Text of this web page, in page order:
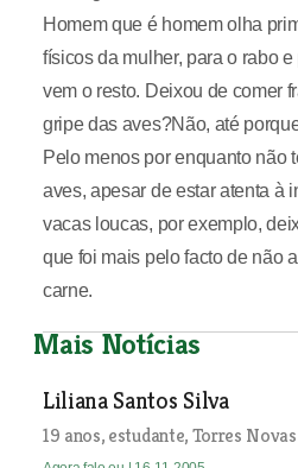
Homem que é homem olha
físicos da mulher, para o rabo
vem o resto. Deixou de comer
gripe das aves?Não, até
Pelo menos por enquanto não
aves, apesar de estar atenta à
vacas loucas, por exemplo,
que foi mais pelo facto de não
carne.
Mais Notícias
Liliana Santos Silva
19 anos, estudante, Torres Novas